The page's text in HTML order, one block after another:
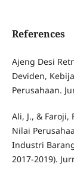
References
Ajeng Desi
Deviden,
Perusahaan.
Ali, J., & Faroji,
Nilai
Industri
2017-2019).